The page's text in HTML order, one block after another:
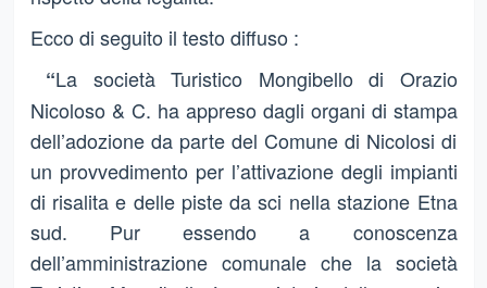
Ecco di seguito il testo diffuso :
“La società Turistico Mongibello di Orazio
Nicoloso & C. ha appreso dagli organi di stampa
dell’adozione da parte del Comune di Nicolosi di
un provvedimento per l’attivazione degli impianti
di risalita e delle piste da sci nella stazione Etna
sud. Pur essendo a conoscenza
dell’amministrazione comunale che la società